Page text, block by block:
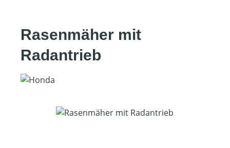
Rasenmäher mit
Radantrieb
Bildergalerie überspringen